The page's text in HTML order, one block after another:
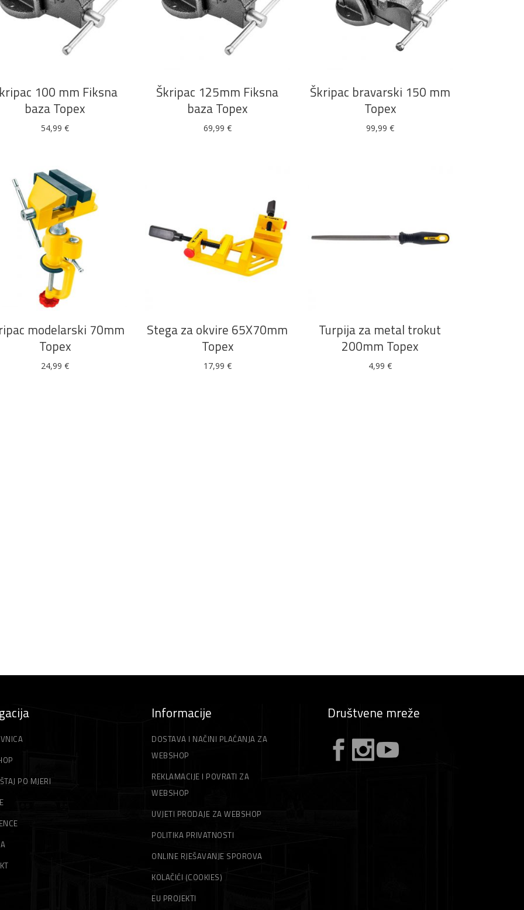
Vrata i
dovratnici
Bijela tehnika
Metalna
galanterija
Elektromaterijal Vijčana roba
DODAJ U KOŠARICU
100 mm Fiksna
baza Topex
54,99 €
DODAJ U KOŠARICU
Škripac 125mm Fiksna
baza Topex
69,99 €
DODAJ U KOŠARICU
Škripac bravarski 150 mm
Topex
99,99 €
DODAJ U KOŠARICU
modelarski 70mm
Topex
24,99 €
Stega za okvire 65X70mm
Topex
17,99 €
Turpija za metal trokut
200mm Topex
4,99 €
PO MJERI
Informacije
DOSTAVA I NAČINI PLAĆANJA ZA
WEBSHOP
REKLAMACIJE I POVRATI ZA
WEBSHOP
UVJETI PRODAJE ZA WEBSHOP
POLITIKA PRIVATNOSTI
ONLINE RJEŠAVANJE SPOROVA
KOLAČIĆI (COOKIES)
EU PROJEKTI
Društvene mreže